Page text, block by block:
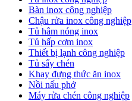
Bàn inox công nghiệp
Chậu rửa inox công nghiệp
Tủ hâm nóng inox
Tủ hấp cơm inox
Thiết bị lạnh công nghiệp
Tủ sấy chén
Khay đựng thức ăn inox
Nồi nấu phở
Máy rửa chén công nghiệp